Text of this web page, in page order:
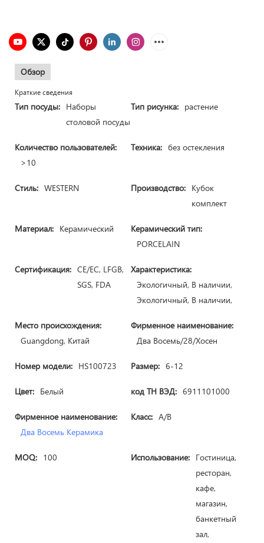
Обзор
Краткие сведения
Тип посуды: Наборы
столовой посуды
Тип рисунка: растение
Количество пользователей:
>10
Техника: без остекления
Стиль: WESTERN Производство: Кубок
комплект
Материал: Керамический
Керамический тип:
PORCELAIN
Сертификация: CE/ЕС, LFGB,
SGS, FDA
Характеристика:
Экологичный, В наличии,
Экологичный, В наличии,
Место происхождения:
Guangdong, Китай
Фирменное наименование:
Два Восемь/28/Хосен
Номер модели: HS100723 Размер: 6-12
Цвет: Белый код ТН ВЭД: 6911101000
Фирменное наименование:
Два Восемь Керамика
Класс: A/B
MOQ: 100 Использование: Гостиница,
ресторан,
кафе,
магазин,
банкетный
зал,